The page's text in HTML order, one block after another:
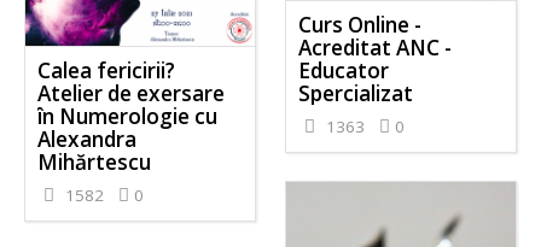
Curs Online -
Acreditat ANC -
Educator
Spercializat
1363 0
Calea fericirii?
Atelier de exersare
în Numerologie cu
Alexandra
Mihărtescu
1582 0